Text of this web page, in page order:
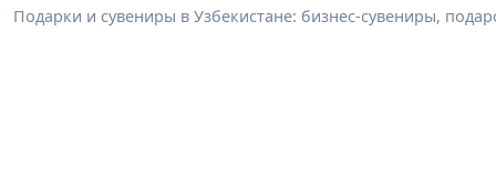
Подарки и сувениры в Узбекистане: бизнес-сувениры,